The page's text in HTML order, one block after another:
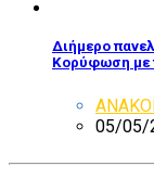
Διήμερο
Κορύφωση με
05/05/